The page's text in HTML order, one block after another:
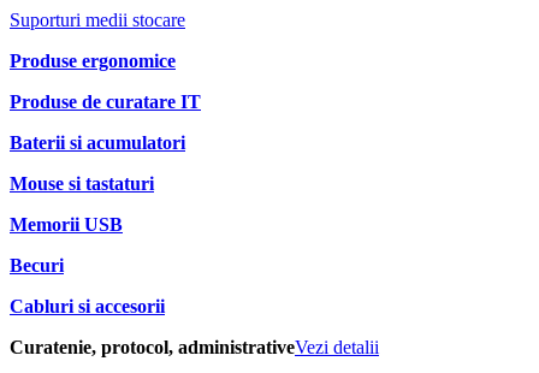
Suporturi medii stocare
Produse ergonomice
Produse de curatare IT
Baterii si acumulatori
Mouse si tastaturi
Memorii USB
Becuri
Cabluri si accesorii
Curatenie, protocol, administrativeVezi detalii